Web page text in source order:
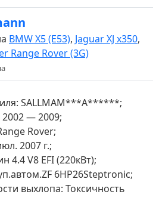
BMW X5 (E53), Jaguar XJ x350,
Range Rover (3G)
SALLMAM***A******;
2002 — 2009;
Rover;
2007 г.;
4.4 V8 EFI (220кВт);
6HP26Steptronic;
выхлопа: Токсичность